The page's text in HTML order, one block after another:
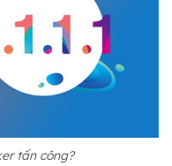
tấn công?